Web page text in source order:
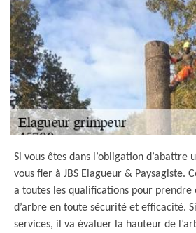
Si vous êtes dans l’obligation d’abattre
vous fier à JBS Elagueur & Paysagiste.
a toutes les qualifications pour prendre
d’arbre en toute sécurité et efficacité.
services, il va évaluer la hauteur de